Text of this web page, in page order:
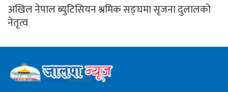
अखिल नेपाल ब्युटिसियन श्रमिक सङ्घमा सृजना दुलालको
नेतृत्व